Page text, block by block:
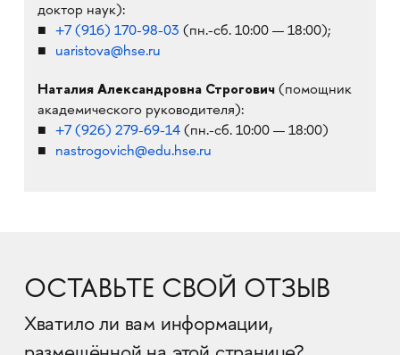
доктор наук):
+7 (916) 170-98-03 (пн.-сб. 10:00 — 18:00);
uaristova@hse.ru
Наталия Александровна Строгович (помощник
академического руководителя):
+7 (926) 279-69-14 (пн.-сб. 10:00 — 18:00)
nastrogovich@edu.hse.ru
ОСТАВЬТЕ СВОЙ ОТЗЫВ
Хватило ли вам информации,